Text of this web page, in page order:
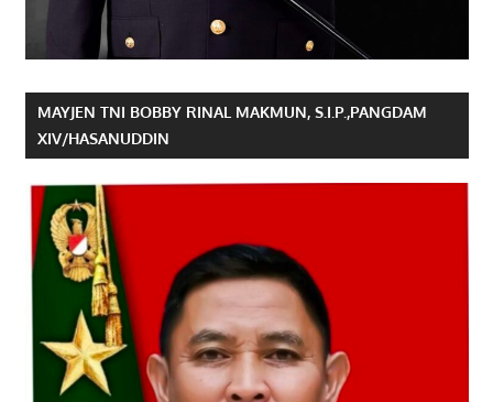
MAYJEN TNI BOBBY RINAL MAKMUN, S.I.P.,PANGDAM
XIV/HASANUDDIN